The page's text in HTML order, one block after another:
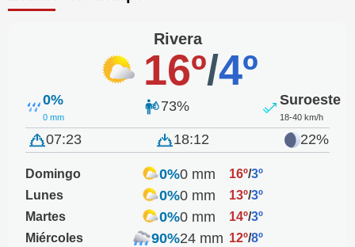
Rivera
16º/4º
0%
0 mm
73% Suroeste
18-40 km/h
07:23 18:12 22%
Domingo 0%0 mm 16º/3º
Lunes
0%0 mm 13º/3º
Martes
0%0 mm 14º/3º
Miércoles
90%24 mm 12º/8º